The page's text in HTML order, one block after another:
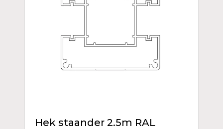
Hek staander 2.5m RAL